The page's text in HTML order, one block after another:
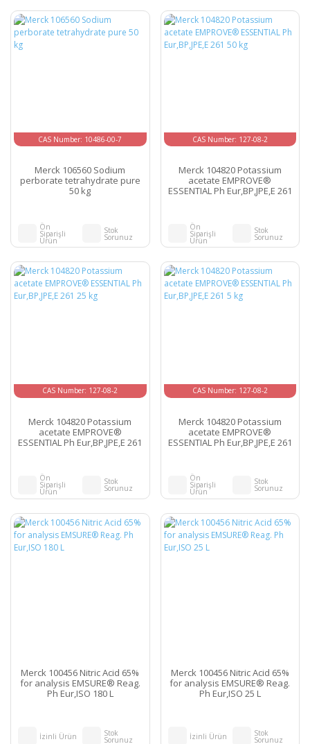
CAS Number: 10486-00-7
Merck 106560 Sodium
perborate tetrahydrate pure
50 kg
Ön
Siparişli
Ürün
Stok
Sorunuz
CAS Number: 127-08-2
Merck 104820 Potassium
acetate EMPROVE®
ESSENTIAL Ph Eur,BP,JPE,E 261
Ön
Siparişli
Ürün
Stok
Sorunuz
CAS Number: 127-08-2
Merck 104820 Potassium
acetate EMPROVE®
ESSENTIAL Ph Eur,BP,JPE,E 261
Ön
Siparişli
Ürün
Stok
Sorunuz
CAS Number: 127-08-2
Merck 104820 Potassium
acetate EMPROVE®
ESSENTIAL Ph Eur,BP,JPE,E 261
Ön
Siparişli
Ürün
Stok
Sorunuz
Merck 100456 Nitric Acid 65%
for analysis EMSURE® Reag.
Ph Eur,ISO 180 L
İzinli Ürün Stok
Sorunuz
Merck 100456 Nitric Acid 65%
for analysis EMSURE® Reag.
Ph Eur,ISO 25 L
İzinli Ürün Stok
Sorunuz